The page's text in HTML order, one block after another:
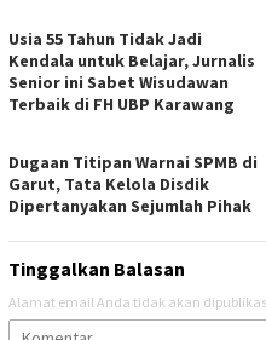
Usia 55 Tahun Tidak Jadi
Kendala untuk Belajar, Jurnalis
Senior ini Sabet Wisudawan
Terbaik di FH UBP Karawang
Dugaan Titipan Warnai SPMB di
Garut, Tata Kelola Disdik
Dipertanyakan Sejumlah Pihak
Tinggalkan Balasan
Alamat email Anda tidak akan